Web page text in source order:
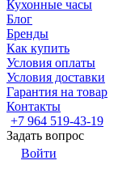
Кухонные часы
Блог
Бренды
Как купить
Условия оплаты
Условия доставки
Гарантия на товар
Контакты
+7 964 519-43-19
Задать вопрос
Войти